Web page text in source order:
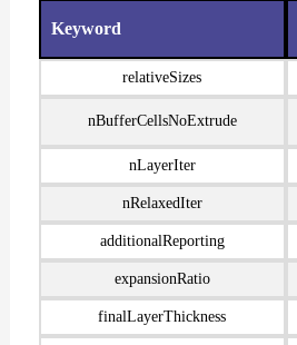
Keyword
relativeSizes
nBufferCellsNoExtrude
nLayerIter
nRelaxedIter
additionalReporting
expansionRatio
finalLayerThickness